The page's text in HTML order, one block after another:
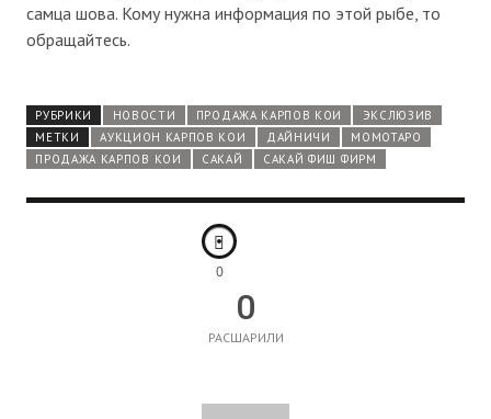
самца шова. Кому нужна информация по этой рыбе, то
обращайтесь.
РУБРИКИ НОВОСТИ ПРОДАЖА КАРПОВ КОИ
ЭКСЛЮЗИВ
МЕТКИ
АУКЦИОН КАРПОВ КОИ ДАЙНИЧИ
МОМОТАРО
ПРОДАЖА КАРПОВ КОИ
САКАЙ САКАЙ ФИШ ФИРМ
0
0
РАСШАРИЛИ